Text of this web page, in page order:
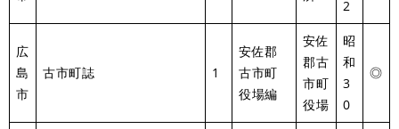
2
広
島
市
古市町誌 1
安佐郡
古市町
役場編
安佐
郡古
市町
役場
昭
和
3
0
◎